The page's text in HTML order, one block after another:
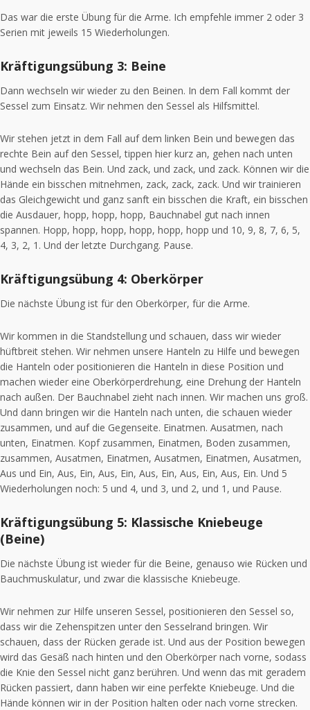
Das war die erste Übung für die Arme. Ich empfehle immer 2 oder 3
Serien mit jeweils 15 Wiederholungen.
Kräftigungsübung 3: Beine
Dann wechseln wir wieder zu den Beinen. In dem Fall kommt der
Sessel zum Einsatz. Wir nehmen den Sessel als Hilfsmittel.
Wir stehen jetzt in dem Fall auf dem linken Bein und bewegen das
rechte Bein auf den Sessel, tippen hier kurz an, gehen nach unten
und wechseln das Bein. Und zack, und zack, und zack. Können wir die
Hände ein bisschen mitnehmen, zack, zack, zack. Und wir trainieren
das Gleichgewicht und ganz sanft ein bisschen die Kraft, ein bisschen
die Ausdauer, hopp, hopp, hopp, Bauchnabel gut nach innen
spannen. Hopp, hopp, hopp, hopp, hopp, hopp und 10, 9, 8, 7, 6, 5,
4, 3, 2, 1. Und der letzte Durchgang. Pause.
Kräftigungsübung 4: Oberkörper
Die nächste Übung ist für den Oberkörper, für die Arme.
Wir kommen in die Standstellung und schauen, dass wir wieder
hüftbreit stehen. Wir nehmen unsere Hanteln zu Hilfe und bewegen
die Hanteln oder positionieren die Hanteln in diese Position und
machen wieder eine Oberkörperdrehung, eine Drehung der Hanteln
nach außen. Der Bauchnabel zieht nach innen. Wir machen uns groß.
Und dann bringen wir die Hanteln nach unten, die schauen wieder
zusammen, und auf die Gegenseite. Einatmen. Ausatmen, nach
unten, Einatmen. Kopf zusammen, Einatmen, Boden zusammen,
zusammen, Ausatmen, Einatmen, Ausatmen, Einatmen, Ausatmen,
Aus und Ein, Aus, Ein, Aus, Ein, Aus, Ein, Aus, Ein, Aus, Ein. Und 5
Wiederholungen noch: 5 und 4, und 3, und 2, und 1, und Pause.
Kräftigungsübung 5: Klassische Kniebeuge
(Beine)
Die nächste Übung ist wieder für die Beine, genauso wie Rücken und
Bauchmuskulatur, und zwar die klassische Kniebeuge.
Wir nehmen zur Hilfe unseren Sessel, positionieren den Sessel so,
dass wir die Zehenspitzen unter den Sesselrand bringen. Wir
schauen, dass der Rücken gerade ist. Und aus der Position bewegen
wird das Gesäß nach hinten und den Oberkörper nach vorne, sodass
die Knie den Sessel nicht ganz berühren. Und wenn das mit geradem
Rücken passiert, dann haben wir eine perfekte Kniebeuge. Und die
Hände können wir in der Position halten oder nach vorne strecken.